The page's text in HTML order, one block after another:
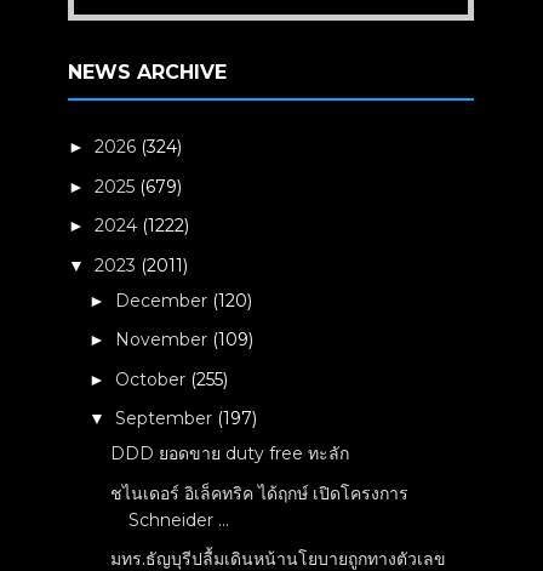
NEWS ARCHIVE
►2026 (324)
►2025 (679)
►2024 (1222)
▼2023 (2011)
► December (120)
► November (109)
► October (255)
▼September (197)
DDD ยอดขาย duty free ทะลัก
ชไนเดอร์ อิเล็คทริค ได้ฤกษ์ เปิดโครงการ
Schneider ...
มทร.ธัญบุรีปลื้มเดินหน้านโยบายถูกทางตัวเลข